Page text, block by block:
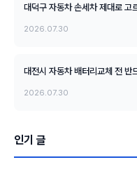
대덕구 자동차 손세차 제대로 고
2026.07.30
대전시 자동차 배터리교체 전 반
2026.07.30
인기 글